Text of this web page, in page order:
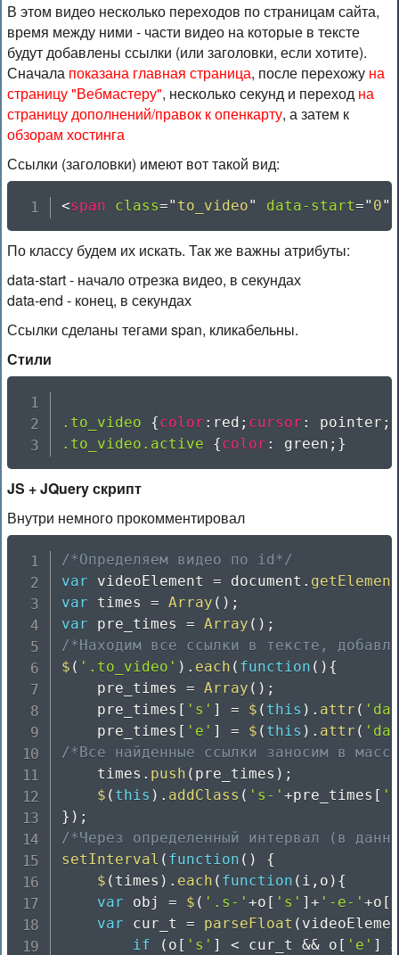
В этом видео несколько переходов по страницам сайта,
время между ними - части видео на которые в тексте
будут добавлены ссылки (или заголовки, если хотите).
Сначала показана главная страница, после перехожу на
страницу "Вебмастеру", несколько секунд и переход на
страницу дополнений/правок к опенкарту, а затем к
обзорам хостинга
Ссылки (заголовки) имеют вот такой вид:
<span class=" to_video" data-start=" 0"
По классу будем их искать. Так же важны атрибуты:
data-start - начало отрезка видео, в секундах
data-end - конец, в секундах
Ссылки сделаны тегами span, кликабельны.
Стили
.to_video {color : red ; cursor : pointer ;
.to_video.active
{color : green ; }
JS + JQuery скрипт
Внутри немного прокомментировал
/*Определяем видео по id*/
var videoElement = document .
var times = Array ( ) ;
var pre_times = Array ( ) ;
/*Находим все ссылки в тексте,
$ ( '.to_video' ) . each ( function ( ) {
	pre_times
= Array ( ) ;
	pre_times
[ 's' ] = $ ( this ) . attr (
	pre_times
[ 'e' ] = $ ( this ) . attr (
/*Все найденные ссылки заносим в
	times
. push ( pre_times ) ;
$ ( this ) . addClass ( 's-' +pre_times [
} ) ;
/*Через определенный интервал (в
setInterval ( function ( )
{
$ ( times ) . each ( function ( i , o ) {
var obj = $ ( '.s-' +o [ 's' ] + '-e-' +o [
var cur_t = parseFloat (
if
( o [ 's' ] < cur_t && o [ 'e' ]
>